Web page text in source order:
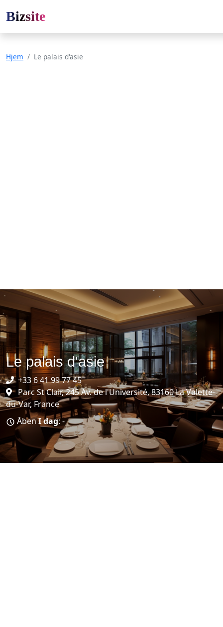
Bizsite
Hjem Le palais d'asie
Le palais d'asie
+33 6 41 99 77 45
Parc St Clair, 245 Av. de l'Université, 83160 La Valette-
du-Var, France
ÅbenI dag: -